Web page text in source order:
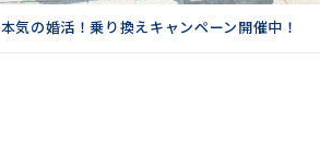
本気の婚活！乗り換えキャンペーン開催中！